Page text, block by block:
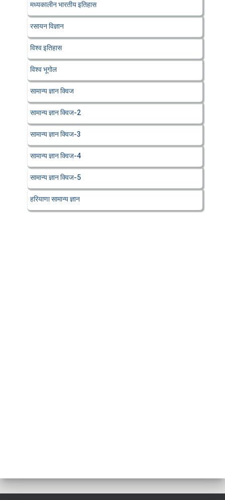
मध्यकालीन भारतीय इतिहास
रसायन विज्ञान
विश्व इतिहास
विश्व भूगोल
सामान्य ज्ञान क्विज
सामान्य ज्ञान क्विज-2
सामान्य ज्ञान क्विज-3
सामान्य ज्ञान क्विज-4
सामान्य ज्ञान क्विज-5
हरियाणा सामान्य ज्ञान